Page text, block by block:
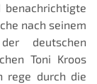
benachrichtigte
nach seinem
deutschen
Toni Kroos
rege durch die